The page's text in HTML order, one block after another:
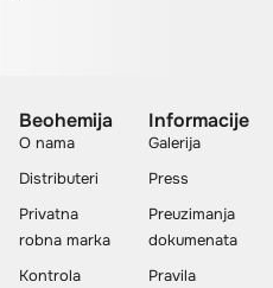
Beohemija
O nama
Distributeri
Privatna
robna marka
Kontrola
Informacije
Galerija
Press
Preuzimanja
dokumenata
Pravila